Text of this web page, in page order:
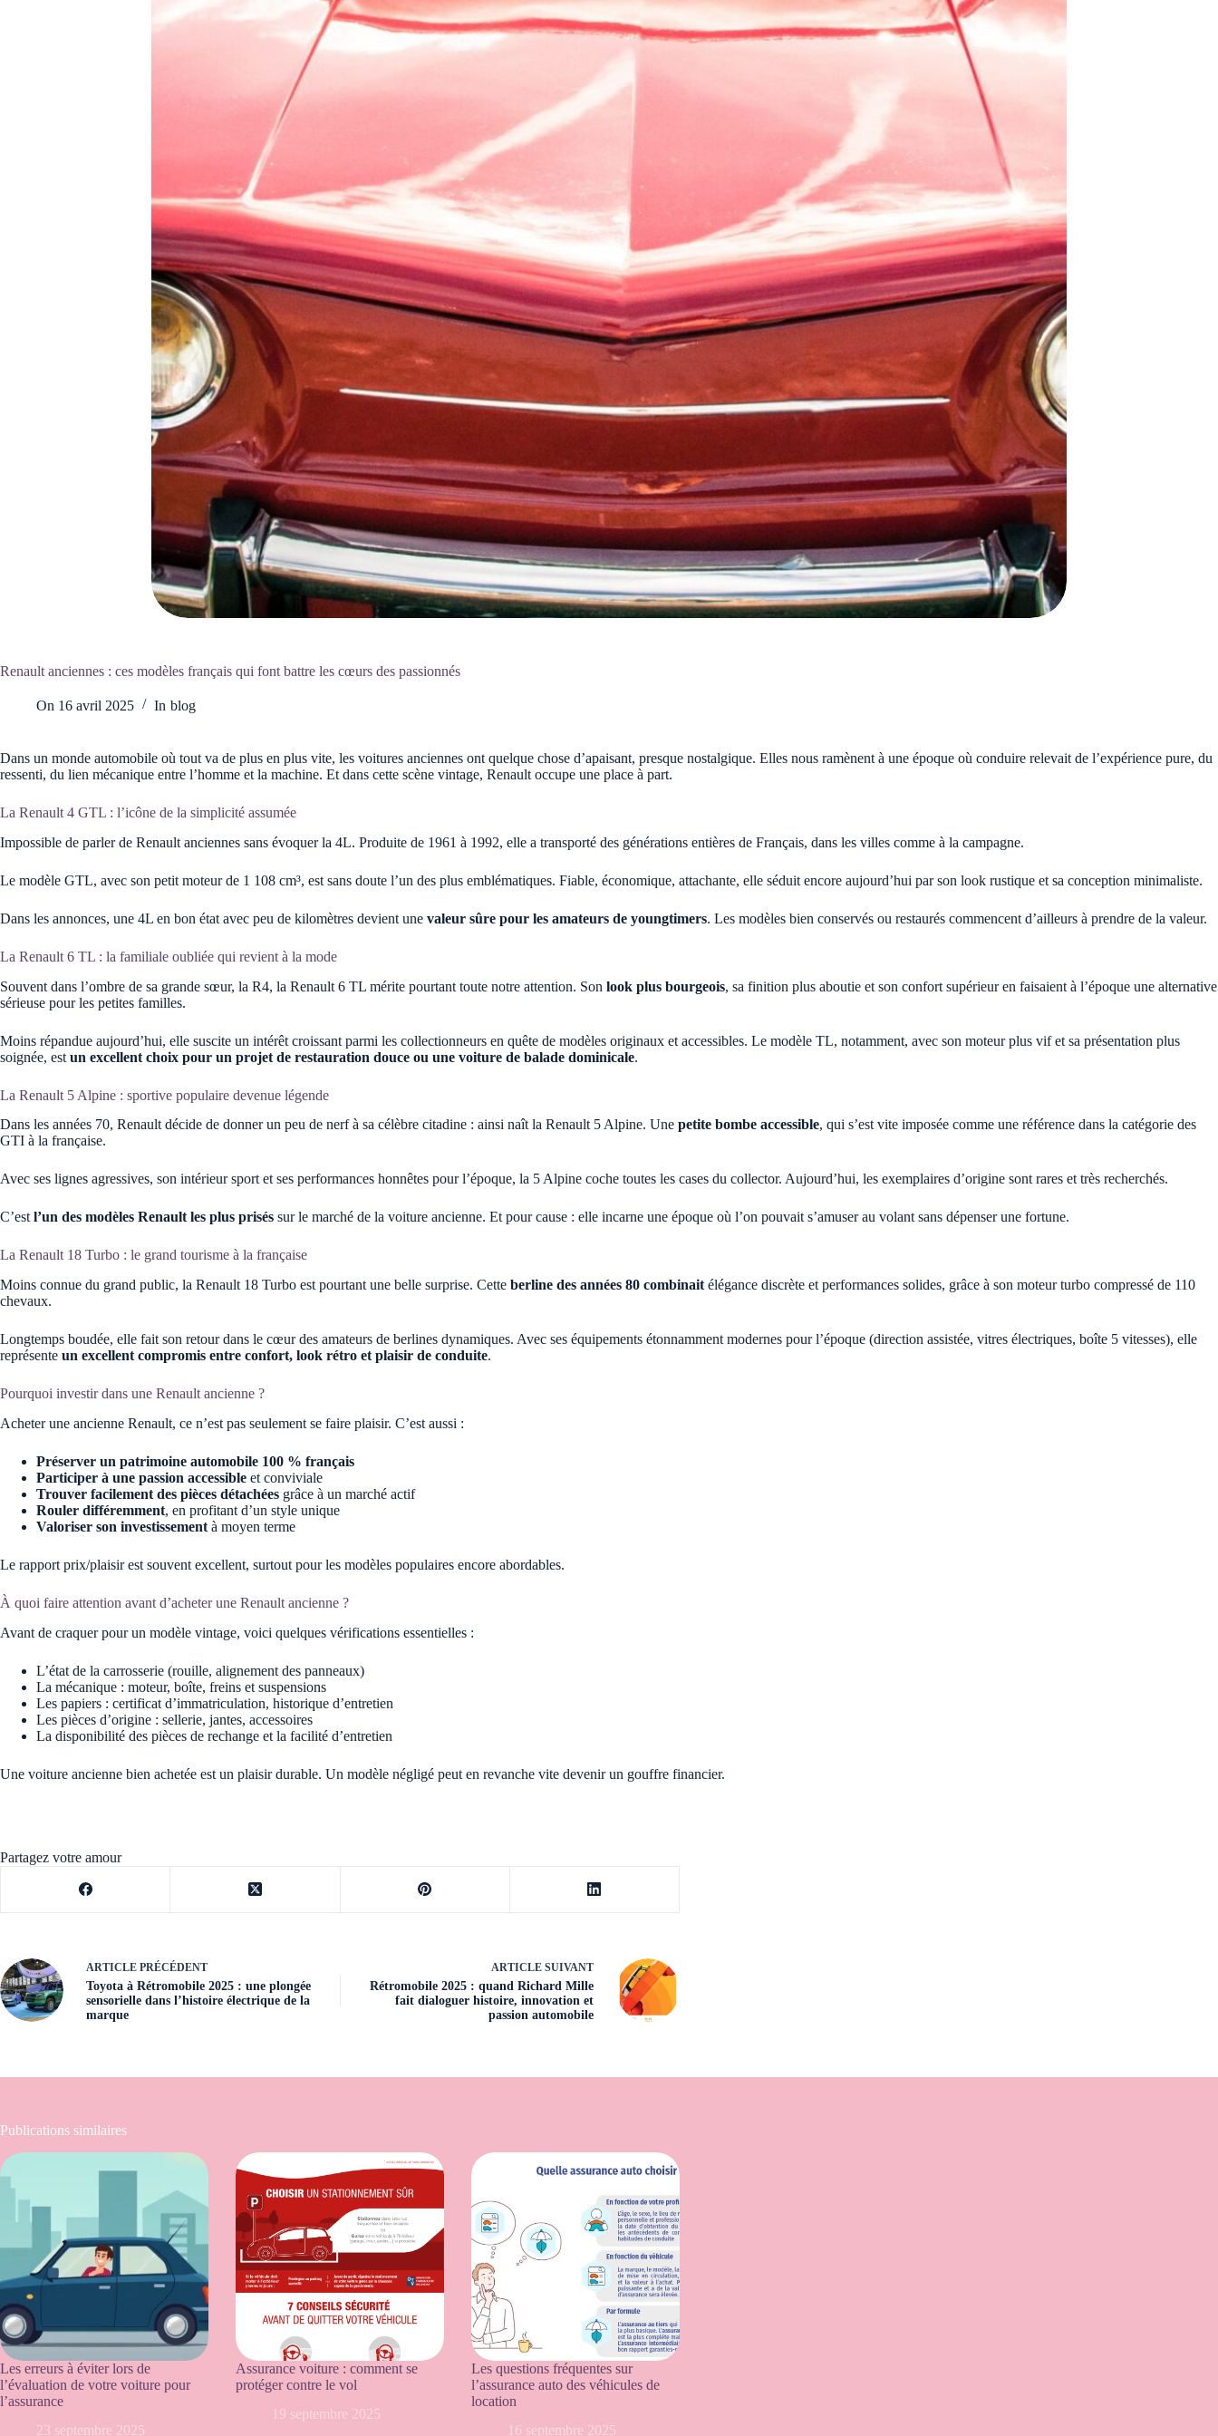
Renault anciennes : ces modèles français qui font battre les cœurs des passionnés
On 16 avril 2025 In blog
Dans un monde automobile où tout va de plus en plus vite, les voitures anciennes ont quelque chose d’apaisant, presque nostalgique. Elles nous ramènent à une époque où conduire relevait de l’expérience pure, du
ressenti, du lien mécanique entre l’homme et la machine. Et dans cette scène vintage, Renault occupe une place à part.
La Renault 4 GTL : l’icône de la simplicité assumée
Impossible de parler de Renault anciennes sans évoquer la 4L. Produite de 1961 à 1992, elle a transporté des générations entières de Français, dans les villes comme à la campagne.
Le modèle GTL, avec son petit moteur de 1 108 cm³, est sans doute l’un des plus emblématiques. Fiable, économique, attachante, elle séduit encore aujourd’hui par son look rustique et sa conception minimaliste.
Dans les annonces, une 4L en bon état avec peu de kilomètres devient une valeur sûre pour les amateurs de youngtimers. Les modèles bien conservés ou restaurés commencent d’ailleurs à prendre de la valeur.
La Renault 6 TL : la familiale oubliée qui revient à la mode
Souvent dans l’ombre de sa grande sœur, la R4, la Renault 6 TL mérite pourtant toute notre attention. Son look plus bourgeois, sa finition plus aboutie et son confort supérieur en faisaient à l’époque une alternative
sérieuse pour les petites familles.
Moins répandue aujourd’hui, elle suscite un intérêt croissant parmi les collectionneurs en quête de modèles originaux et accessibles. Le modèle TL, notamment, avec son moteur plus vif et sa présentation plus
soignée, est un excellent choix pour un projet de restauration douce ou une voiture de balade dominicale.
La Renault 5 Alpine : sportive populaire devenue légende
Dans les années 70, Renault décide de donner un peu de nerf à sa célèbre citadine : ainsi naît la Renault 5 Alpine. Une petite bombe accessible, qui s’est vite imposée comme une référence dans la catégorie des
GTI à la française.
Avec ses lignes agressives, son intérieur sport et ses performances honnêtes pour l’époque, la 5 Alpine coche toutes les cases du collector. Aujourd’hui, les exemplaires d’origine sont rares et très recherchés.
C’est l’un des modèles Renault les plus prisés sur le marché de la voiture ancienne. Et pour cause : elle incarne une époque où l’on pouvait s’amuser au volant sans dépenser une fortune.
La Renault 18 Turbo : le grand tourisme à la française
Moins connue du grand public, la Renault 18 Turbo est pourtant une belle surprise. Cette berline des années 80 combinait élégance discrète et performances solides, grâce à son moteur turbo compressé de 110
chevaux.
Longtemps boudée, elle fait son retour dans le cœur des amateurs de berlines dynamiques. Avec ses équipements étonnamment modernes pour l’époque (direction assistée, vitres électriques, boîte 5 vitesses), elle
représente un excellent compromis entre confort, look rétro et plaisir de conduite.
Pourquoi investir dans une Renault ancienne ?
Acheter une ancienne Renault, ce n’est pas seulement se faire plaisir. C’est aussi :
Préserver un patrimoine automobile 100 % français
Participer à une passion accessible et conviviale
Trouver facilement des pièces détachées grâce à un marché actif
Rouler différemment, en profitant d’un style unique
Valoriser son investissement à moyen terme
Le rapport prix/plaisir est souvent excellent, surtout pour les modèles populaires encore abordables.
À quoi faire attention avant d’acheter une Renault ancienne ?
Avant de craquer pour un modèle vintage, voici quelques vérifications essentielles :
L’état de la carrosserie (rouille, alignement des panneaux)
La mécanique : moteur, boîte, freins et suspensions
Les papiers : certificat d’immatriculation, historique d’entretien
Les pièces d’origine : sellerie, jantes, accessoires
La disponibilité des pièces de rechange et la facilité d’entretien
Une voiture ancienne bien achetée est un plaisir durable. Un modèle négligé peut en revanche vite devenir un gouffre financier.
Partagez votre amour
ARTICLE PRÉCÉDENT
Toyota à Rétromobile 2025 : une plongée
sensorielle dans l’histoire électrique de la
marque
ARTICLE SUIVANT
Rétromobile 2025 : quand Richard Mille
fait dialoguer histoire, innovation et
passion automobile
Publications similaires
Les erreurs à éviter lors de
l’évaluation de votre voiture pour
l’assurance
23 septembre 2025
Assurance voiture : comment se
protéger contre le vol
19 septembre 2025
Les questions fréquentes sur
l’assurance auto des véhicules de
location
16 septembre 2025